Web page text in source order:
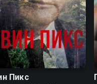
8.7
Пикс